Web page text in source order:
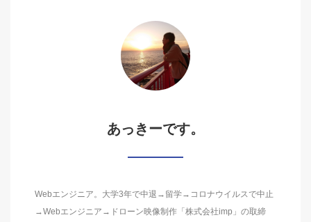
あっきーです。
Webエンジニア。大学3年で中退→留学→コロナウイルスで中止
→Webエンジニア→ドローン映像制作「株式会社imp」の取締